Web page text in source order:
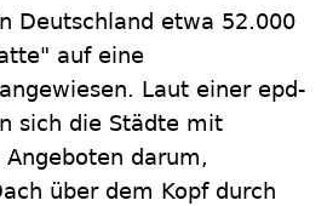
Deutschland etwa 52.000
auf eine
Laut einer epd-
sich die Städte mit
darum,
über dem Kopf durch